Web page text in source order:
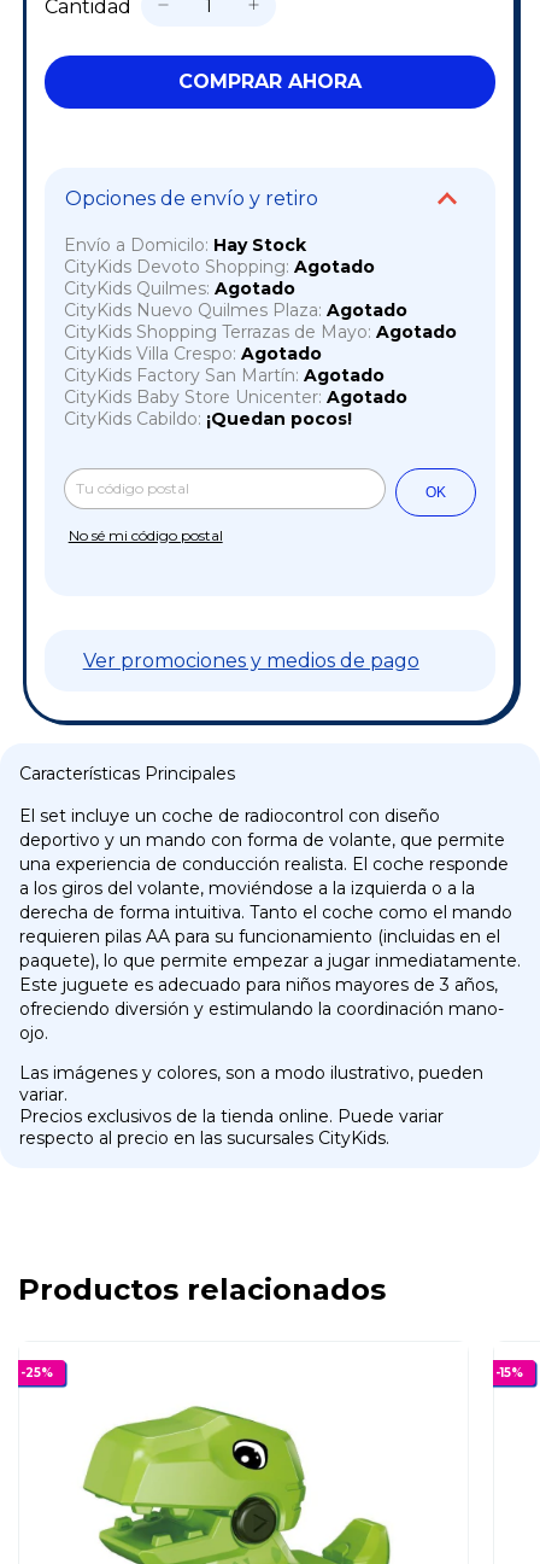
Cantidad
Opciones de envío y retiro
Envío a Domicilo: Hay Stock
CityKids Devoto Shopping: Agotado
CityKids Quilmes: Agotado
CityKids Nuevo Quilmes Plaza: Agotado
CityKids Shopping Terrazas de Mayo: Agotado
CityKids Villa Crespo: Agotado
CityKids Factory San Martín: Agotado
CityKids Baby Store Unicenter: Agotado
CityKids Cabildo: ¡Quedan pocos!
Entregas para el CP: Cambiar CP
OK
No sé mi código postal
Ver promociones y medios de pago
Características Principales
El set incluye un coche de radiocontrol con diseño
deportivo y un mando con forma de volante, que permite
una experiencia de conducción realista. El coche responde
a los giros del volante, moviéndose a la izquierda o a la
derecha de forma intuitiva. Tanto el coche como el mando
requieren pilas AA para su funcionamiento (incluidas en el
paquete), lo que permite empezar a jugar inmediatamente.
Este juguete es adecuado para niños mayores de 3 años,
ofreciendo diversión y estimulando la coordinación mano-
ojo.
Las imágenes y colores, son a modo ilustrativo, pueden
variar.
Precios exclusivos de la tienda online. Puede variar
respecto al precio en las sucursales CityKids.
Productos relacionados
-25% -15%